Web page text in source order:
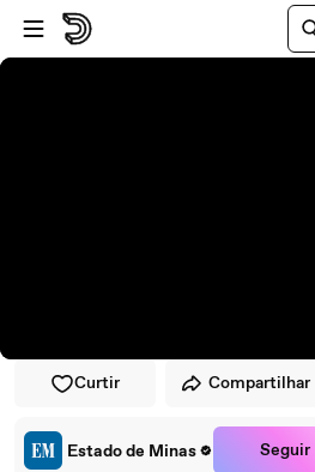
Pular para o player
Ir para o conteúdo principal
Curtir Compartilhar
Estado de Minas Seguir